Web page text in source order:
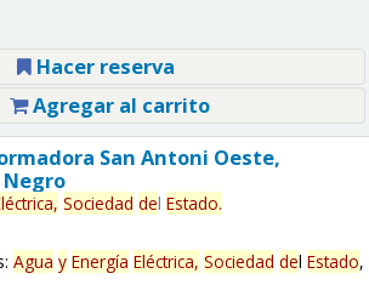
Hacer reserva
Agregar al carrito
San Antoni Oeste,
Sociedad del Estado.
Agua y Energía Eléctrica, Sociedad del Estado,